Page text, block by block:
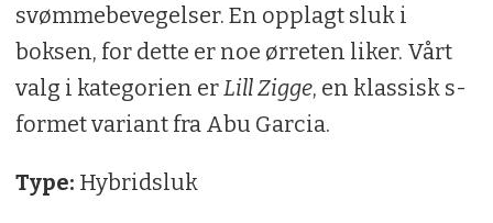
svømmebevegelser. En opplagt sluk i
boksen, for dette er noe ørreten liker. Vårt
valg i kategorien erLill Zigge, en klassisk s-
formet variant fra Abu Garcia.
Type: Hybridsluk